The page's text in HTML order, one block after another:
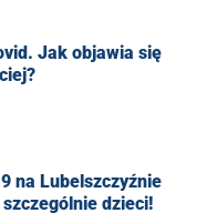
Jak objawia się
na Lubelszczyźnie
dzieci!